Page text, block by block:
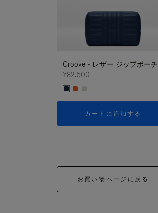
Groove - レザー ジップポーチ
¥82,500
カートに追加する
お買い物ページに戻る